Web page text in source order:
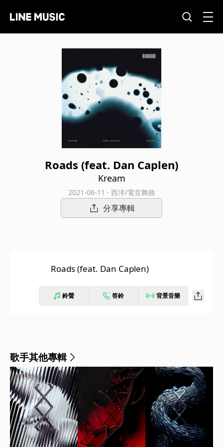
Roads (feat. Dan Caplen)
Kream
2021-06-11 · 西洋/電音舞曲
分享專輯
Roads (feat. Dan Caplen)
鈴聲 答鈴 背景音樂
歌手其他專輯